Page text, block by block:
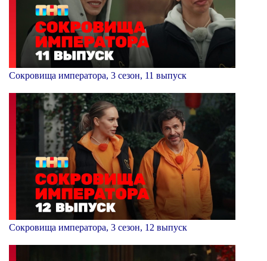
Сокровища императора, 3 сезон, 11 выпуск
Сокровища императора, 3 сезон, 12 выпуск